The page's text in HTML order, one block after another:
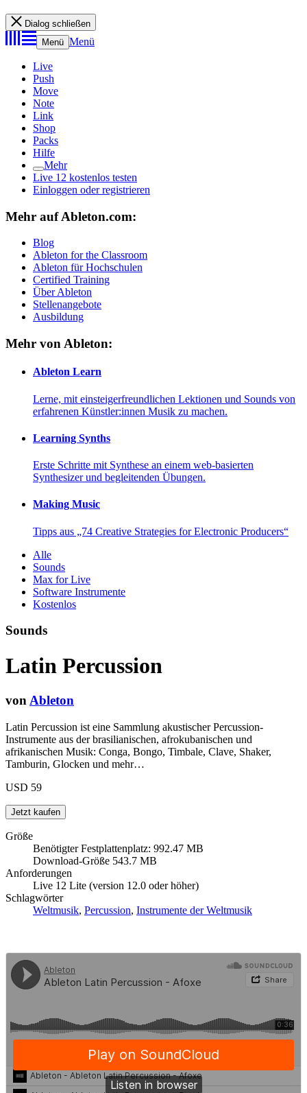
Dialog schließen
Menü Menü
Live
Push
Move
Note
Link
Shop
Packs
Hilfe
Mehr
Live 12 kostenlos testen
Einloggen oder registrieren
Mehr auf Ableton.com:
Blog
Ableton for the Classroom
Ableton für Hochschulen
Certified Training
Über Ableton
Stellenangebote
Ausbildung
Mehr von Ableton:
Ableton Learn
Lerne, mit einsteigerfreundlichen Lektionen und Sounds von
erfahrenen Künstler:innen Musik zu machen.
Learning Synths
Erste Schritte mit Synthese an einem web-basierten
Synthesizer und begleitenden Übungen.
Making Music
Tipps aus „74 Creative Strategies for Electronic Producers“
Alle
Sounds
Max for Live
Software Instrumente
Kostenlos
Sounds
Latin Percussion
vonAbleton
Latin Percussion ist eine Sammlung akustischer Percussion-
Instrumente aus der brasilianischen, afrokubanischen und
afrikanischen Musik: Conga, Bongo, Timbale, Clave, Shaker,
Tamburin, Glocken und mehr…
USD 59
Größe
Benötigter Festplattenplatz: 992.47 MB
Download-Größe 543.7 MB
Anforderungen
Live 12 Lite (version 12.0 oder höher)
Schlagwörter
Weltmusik, Percussion, Instrumente der Weltmusik